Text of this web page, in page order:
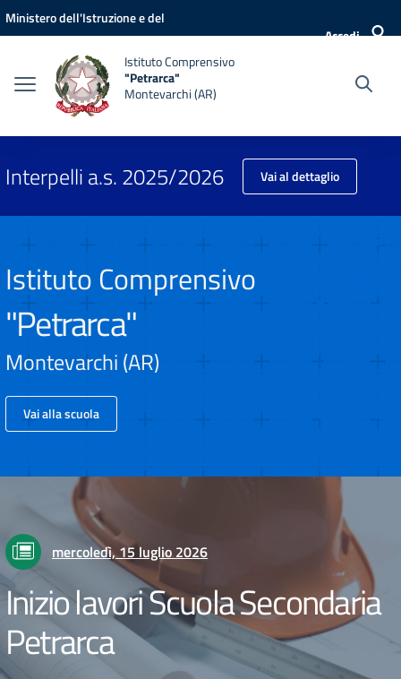
Vai ai contenuti
Vai al menu di navigazione
Vai al footer
Ministero dell'Istruzione e del
Accedi
Istituto Comprensivo
"Petrarca"
Montevarchi (AR)
Interpelli a.s. 2025/2026 Vai al dettaglio
Istituto Comprensivo
"Petrarca"
Montevarchi (AR)
Vai alla scuola
mercoledì, 15 luglio 2026
Inizio lavori Scuola Secondaria
Petrarca